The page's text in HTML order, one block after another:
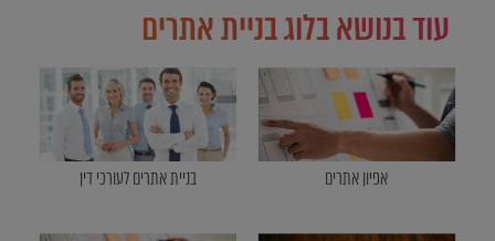
עוד בנושא בלוג בניית אתרים
אפיון אתרים בניית אתרים לעורכי דין